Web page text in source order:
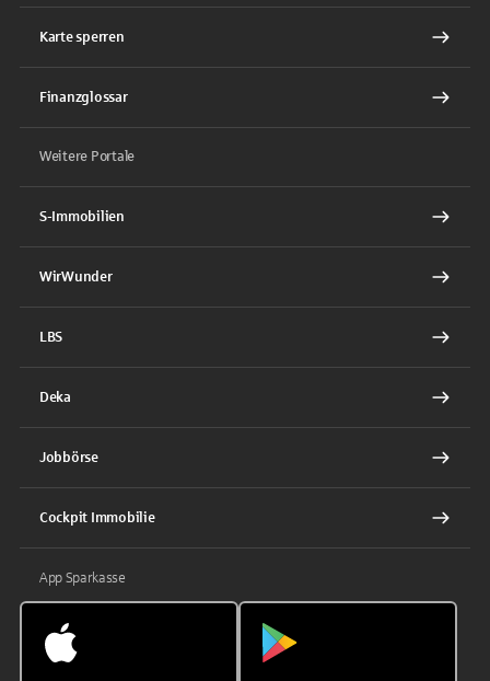
Karte sperren
Finanzglossar
Weitere Portale
S-Immobilien
WirWunder
LBS
Deka
Jobbörse
Cockpit Immobilie
App Sparkasse